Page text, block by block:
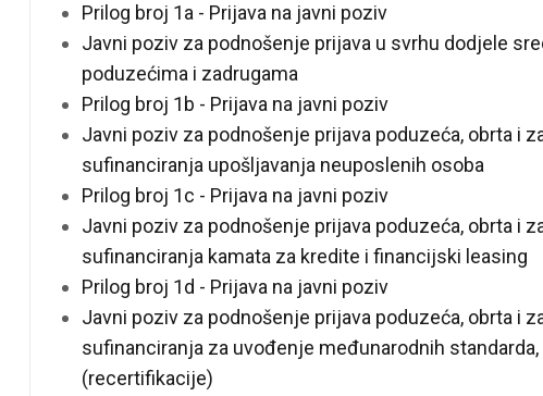
Prilog broj 1a - Prijava na javni poziv
Javni poziv za podnošenje prijava u svrhu dodjele
poduzećima i zadrugama
Prilog broj 1b - Prijava na javni poziv
Javni poziv za podnošenje prijava poduzeća, obrta i
sufinanciranja upošljavanja neuposlenih osoba
Prilog broj 1c - Prijava na javni poziv
Javni poziv za podnošenje prijava poduzeća, obrta i
sufinanciranja kamata za kredite i financijski leasing
Prilog broj 1d - Prijava na javni poziv
Javni poziv za podnošenje prijava poduzeća, obrta i
sufinanciranja za uvođenje međunarodnih
(recertifikacije)